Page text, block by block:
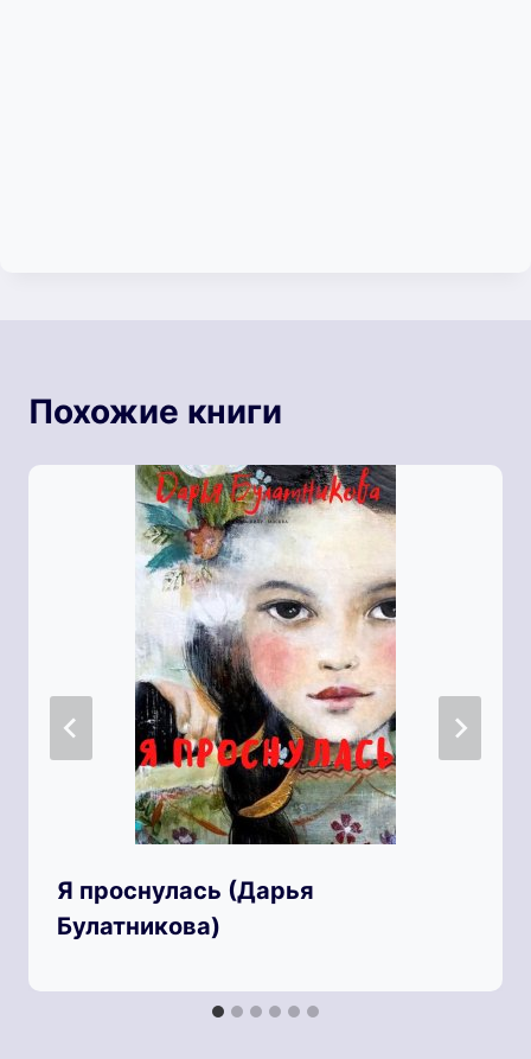
Похожие книги
Я проснулась (Дарья
Булатникова)